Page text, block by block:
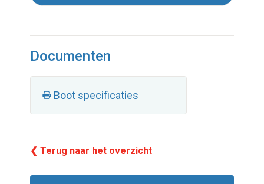
Documenten
Boot specificaties
❮ Terug naar het overzicht